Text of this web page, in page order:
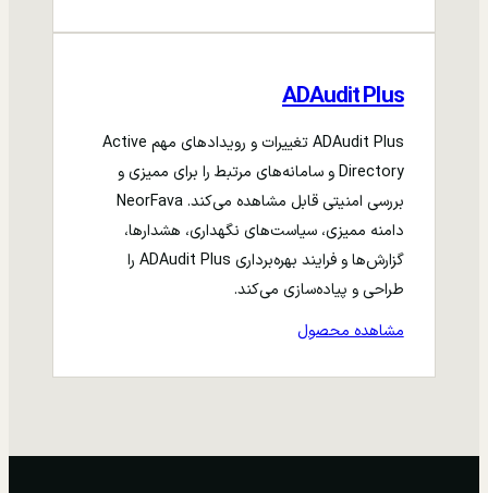
ADAudit Plus
ADAudit Plus تغییرات و رویدادهای مهم Active
Directory و سامانه‌های مرتبط را برای ممیزی و
بررسی امنیتی قابل مشاهده می‌کند. NeorFava
دامنه ممیزی، سیاست‌های نگهداری، هشدارها،
گزارش‌ها و فرایند بهره‌برداری ADAudit Plus را
طراحی و پیاده‌سازی می‌کند.
مشاهده محصول